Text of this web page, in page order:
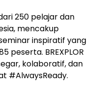
250 pelajar dan
mencakup
inspiratif yang
peserta. BREXPLOR
kolaboratif, dan
#AlwaysReady.